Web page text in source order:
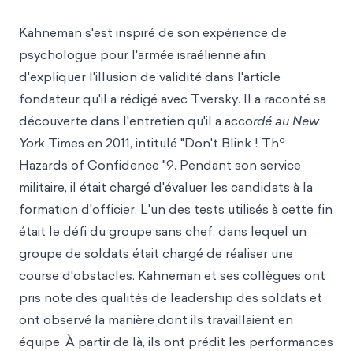
Kahneman s'est inspiré de son expérience de
psychologue pour l'armée israélienne afin
d'expliquer l'illusion de validité dans l'article
fondateur qu'il a rédigé avec Tversky. Il a raconté sa
découverte dans l'entretien qu'il a accordé au New
York Times en 2011, intitulé "Don't Blink ! The
Hazards of Confidence "9. Pendant son service
militaire, il était chargé d'évaluer les candidats à la
formation d'officier. L'un des tests utilisés à cette fin
était le défi du groupe sans chef, dans lequel un
groupe de soldats était chargé de réaliser une
course d'obstacles. Kahneman et ses collègues ont
pris note des qualités de leadership des soldats et
ont observé la manière dont ils travaillaient en
équipe. À partir de là, ils ont prédit les performances